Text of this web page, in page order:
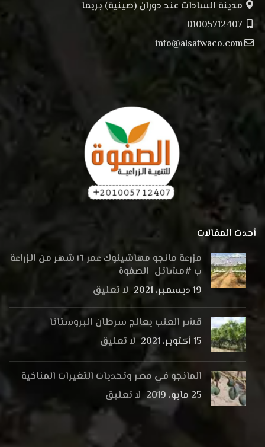
مدينة السادات عند دوران (صينية) بريما
info@alsafwaco.com
أحدث المقالات
مزرعة مانجو مهاشينوك عمر ١٦ شهر من الزراعة
ب #مشاتل_الصفوة
19 ديسمبر، 2021
لا تعليق
قشر العنب يعالج سرطان البروستاتا
15 أكتوبر، 2021
لا تعليق
المانجو في مصر وتحديات التغيرات المناخية
25 مايو، 2019
لا تعليق